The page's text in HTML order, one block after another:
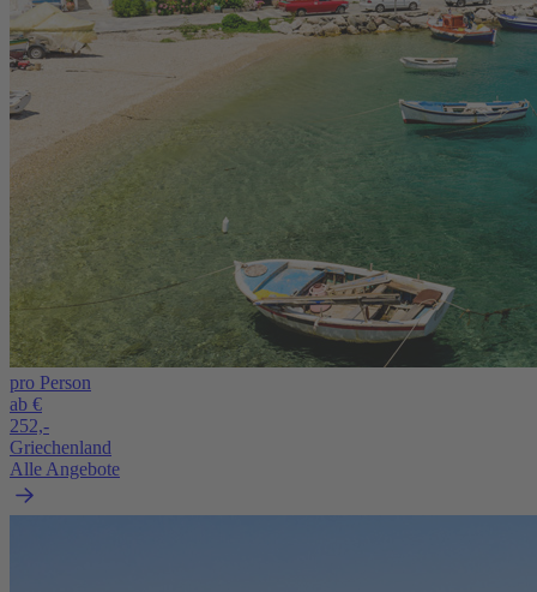
pro Person
ab €
252,-
Griechenland
Alle Angebote